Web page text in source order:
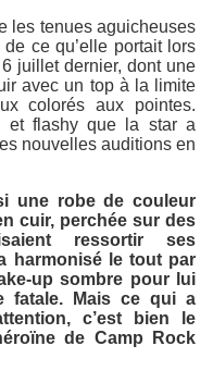
les tenues aguicheuses
ce qu’elle portait lors
juillet dernier, dont une
avec un top à la limite
colorés aux pointes.
et flashy que la star a
nouvelles auditions en
une robe de couleur
cuir, perchée sur des
ressortir ses
harmonisé le tout par
up sombre pour lui
fatale. Mais ce qui a
c’est bien le
de Camp Rock